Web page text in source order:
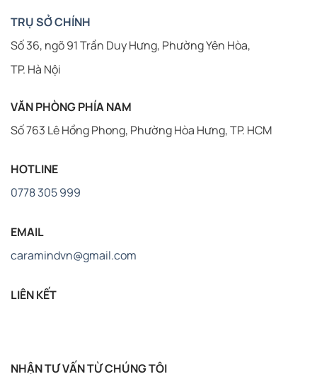
TRỤ SỞ CHÍNH
Số 36, ngõ 91 Trần Duy Hưng, Phường Yên Hòa,
TP. Hà Nội
VĂN PHÒNG PHÍA NAM
Số 763 Lê Hồng Phong, Phường Hòa Hưng, TP. HCM
HOTLINE
0778 305 999
EMAIL
caramindvn@gmail.com
LIÊN KẾT
NHẬN TƯ VẤN TỪ CHÚNG TÔI